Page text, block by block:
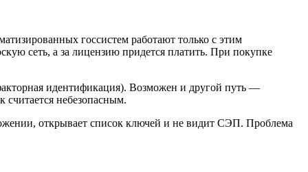
госсистем работают только с этим
сеть, а за лицензию придется платить. При покупке
идентификация). Возможен и другой путь —
считается небезопасным.
открывает список ключей и не видит СЭП. Проблема